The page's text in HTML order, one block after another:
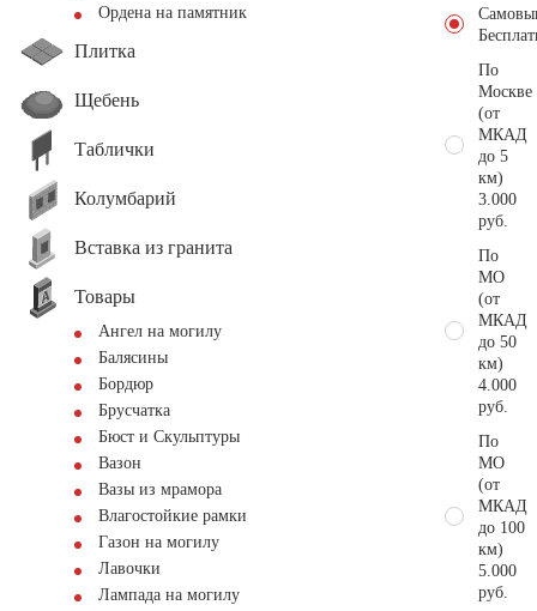
Ордена на памятник
Плитка
Щебень
Таблички
Колумбарий
Вставка из гранита
Товары
Ангел на могилу
Балясины
Бордюр
Брусчатка
Бюст и Скульптуры
Вазон
Вазы из мрамора
Влагостойкие рамки
Газон на могилу
Лавочки
Лампада на могилу
По
Москве
(от
МКАД
до 5
км)
3.000
руб.
По
МО
(от
МКАД
до 50
км)
4.000
руб.
По
МО
(от
МКАД
до 100
км)
5.000
руб.